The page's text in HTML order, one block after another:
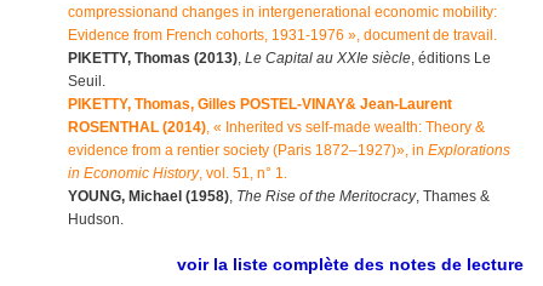
compressionand changes in intergenerational economic mobility:
Evidence from French cohorts, 1931-1976 », document de travail.
PIKETTY, Thomas (2013), Le Capital au XXIe siècle, éditions Le
Seuil.
PIKETTY, Thomas, Gilles POSTEL-VINAY& Jean-Laurent
ROSENTHAL (2014), « Inherited vs self-made wealth: Theory &
evidence from a rentier society (Paris 1872–1927)», in Explorations
in Economic History, vol. 51, n° 1.
YOUNG, Michael (1958), The Rise of the Meritocracy, Thames &
Hudson.
voir la liste complète des notes de lecture